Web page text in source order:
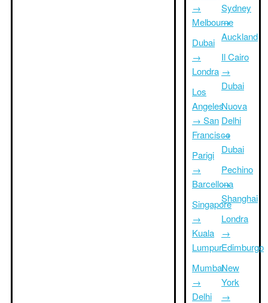
→
Melbourne
Dubai
→
Londra
Los
Angeles
→ San
Francisco
Parigi
→
Barcellona
Singapore
→
Kuala
Lumpur
Mumbai
→
Delhi
Sydney
→
Auckland
Il Cairo
→
Dubai
Nuova
Delhi
→
Dubai
Pechino
→
Shanghai
Londra
→
Edimburgo
New
York
→